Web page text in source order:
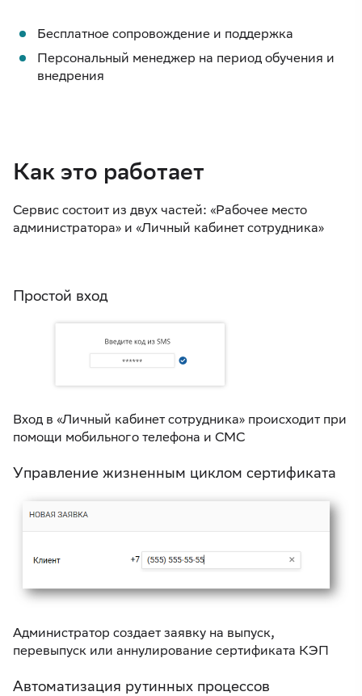
Бесплатное сопровождение и поддержка
Персональный менеджер на период обучения и
внедрения
Как это работает
Сервис состоит из двух частей: «Рабочее место
администратора» и «Личный кабинет сотрудника»
Простой вход
Вход в «Личный кабинет сотрудника» происходит при
помощи мобильного телефона и СМС
Управление жизненным циклом сертификата
Администратор создает заявку на выпуск,
перевыпуск или аннулирование сертификата КЭП
Автоматизация рутинных процессов